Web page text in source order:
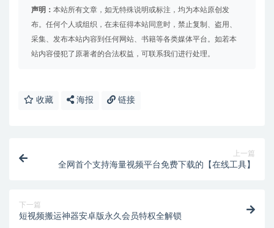
声明： 本站所有文章，如无特殊说明或标注，均为本站原创发
布。任何个人或组织，在未征得本站同意时，禁止复制、盗用、
采集、发布本站内容到任何网站、书籍等各类媒体平台。如若本
站内容侵犯了原著者的合法权益，可联系我们进行处理。
收藏 海报 链接
上一篇
全网首个支持海量视频平台免费下载的【在线工具】
下一篇
短视频搬运神器安卓版永久会员特权全解锁